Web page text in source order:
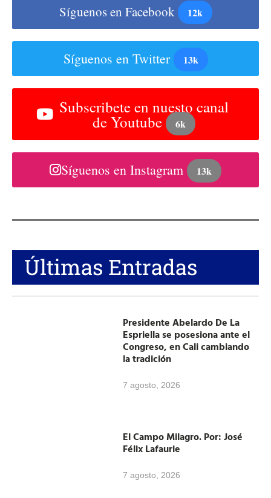
Síguenos en Facebook 12k
Síguenos en Twitter 13k
Subscribete en nuesto canal
de Youtube 6k
Síguenos en Instagram 13k
Últimas Entradas
Presidente Abelardo De La
Espriella se posesiona ante el
Congreso, en Cali cambiando
la tradición
7 agosto, 2026
El Campo Milagro. Por: José
Félix Lafaurie
7 agosto, 2026